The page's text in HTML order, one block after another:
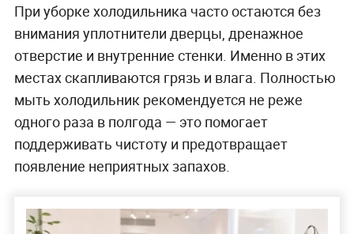
При уборке холодильника часто остаются без
внимания уплотнители дверцы, дренажное
отверстие и внутренние стенки. Именно в этих
местах скапливаются грязь и влага. Полностью
мыть холодильник рекомендуется не реже
одного раза в полгода — это помогает
поддерживать чистоту и предотвращает
появление неприятных запахов.